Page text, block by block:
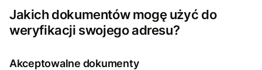
Jakich dokumentów mogę użyć do
weryfikacji swojego adresu?
Akceptowalne dokumenty